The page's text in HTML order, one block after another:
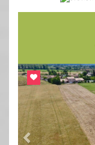
Previous